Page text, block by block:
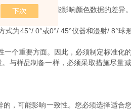
，但也有可能影响颜色数据的差异
45°/ 0°或0°/ 45°仪器和漫射/ 8°球
个重要方面。因此，必须制定标准化的
样品制备一样，必须采取措施尽量
可能影响一致性。您必须选择适合